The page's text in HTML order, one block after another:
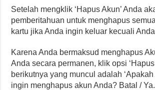
Setelah mengklik ‘Hapus Akun’ Anda
pemberitahuan untuk menghapus
kartu jika Anda ingin keluar kecuali
Karena Anda bermaksud menghapus
Anda secara permanen, klik opsi
berikutnya yang muncul adalah
ingin menghapus akun Anda? Batal /